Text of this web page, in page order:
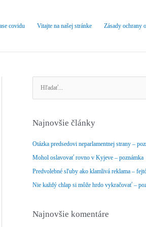
covidu Vitajte na našej stránke Zásady ochrany
ľ
d
a
ť
Najnovšie články
Otázka predsedovi neparlamentnej strany –
Mohol oslavovať rovno v Kyjeve – poznámka
Predvolebné sľuby ako klamlivá reklama –
Nie každý chlap si môže hrdo vykračovať –
Najnovšie komentáre